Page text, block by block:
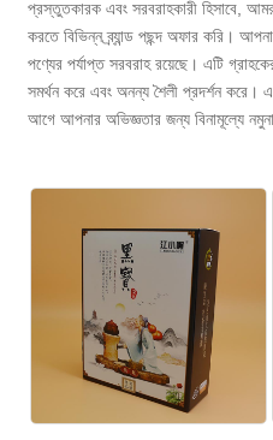
প্রস্তুতকারক এবং সরবরাহকারী হিসাবে,
করতে বিভিন্ন ব্র্যান্ড পছন্দ অফার করি।
পণ্যের পর্যাপ্ত সরবরাহ রয়েছে। এটি
সমর্থন করে এবং অনন্য শৈলী প্রদর্শন করে।
আগে আপনার অভিজ্ঞতার জন্য বিনামূল্যে